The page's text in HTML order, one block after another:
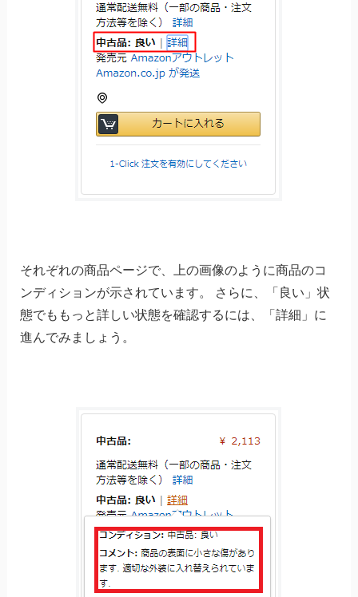
それぞれの商品ページで、上の画像のように商品のコ
ンディションが示されています。 さらに、「良い」状
態でももっと詳しい状態を確認するには、「詳細」に
進んでみましょう。